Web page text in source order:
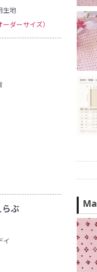
生地
ダーサイズ）
ぶ
イ